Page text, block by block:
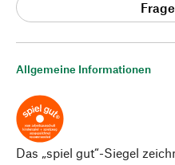
Allgemeine Informationen
Das „spiel gut“-Siegel